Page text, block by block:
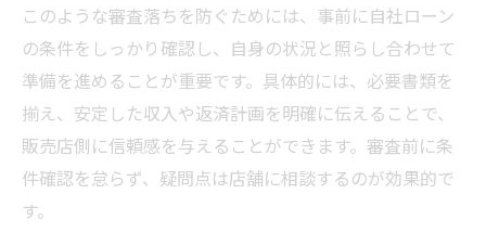
このような審査落ちを防ぐためには、事前に自社ローン
の条件をしっかり確認し、自身の状況と照らし合わせて
準備を進めることが重要です。具体的には、必要書類を
揃え、安定した収入や返済計画を明確に伝えることで、
販売店側に信頼感を与えることができます。審査前に条
件確認を怠らず、疑問点は店舗に相談するのが効果的で
す。